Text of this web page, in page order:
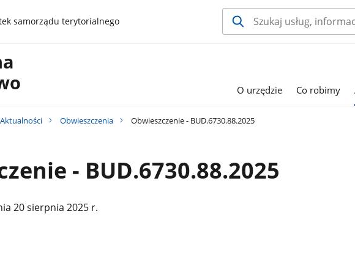
samorządu terytorialnego
O urzędzie Co robimy
Aktualności Obwieszczenia Obwieszczenie - BUD.6730.88.2025
- BUD.6730.88.2025
20 sierpnia 2025 r.